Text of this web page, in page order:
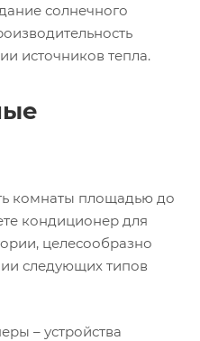
солнечного
источников тепла.
комнаты площадью до
кондиционер для
целесообразно
следующих типов
– устройства